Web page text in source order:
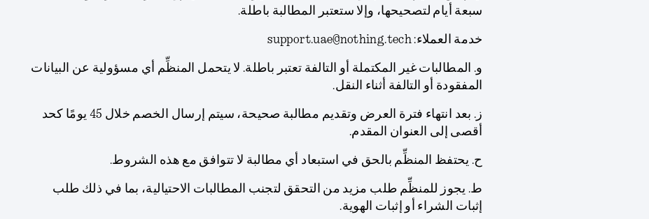
سبعة أيام لتصحيحها، وإلا ستعتبر المطالبة باطلة.
خدمة العملاء: support.uae@nothing.tech
و. المطالبات غير المكتملة أو التالفة تعتبر باطلة. لا يتحمل المنظِّم أي مسؤولية عن البيانات
المفقودة أو التالفة أثناء النقل.
ز. بعد انتهاء فترة العرض وتقديم مطالبة صحيحة، سيتم إرسال الخصم خلال 45 يومًا كحد
أقصى إلى العنوان المقدم.
ح. يحتفظ المنظِّم بالحق في استبعاد أي مطالبة لا تتوافق مع هذه الشروط.
ط. يجوز للمنظِّم طلب مزيد من التحقق لتجنب المطالبات الاحتيالية، بما في ذلك طلب
إثبات الشراء أو إثبات الهوية.